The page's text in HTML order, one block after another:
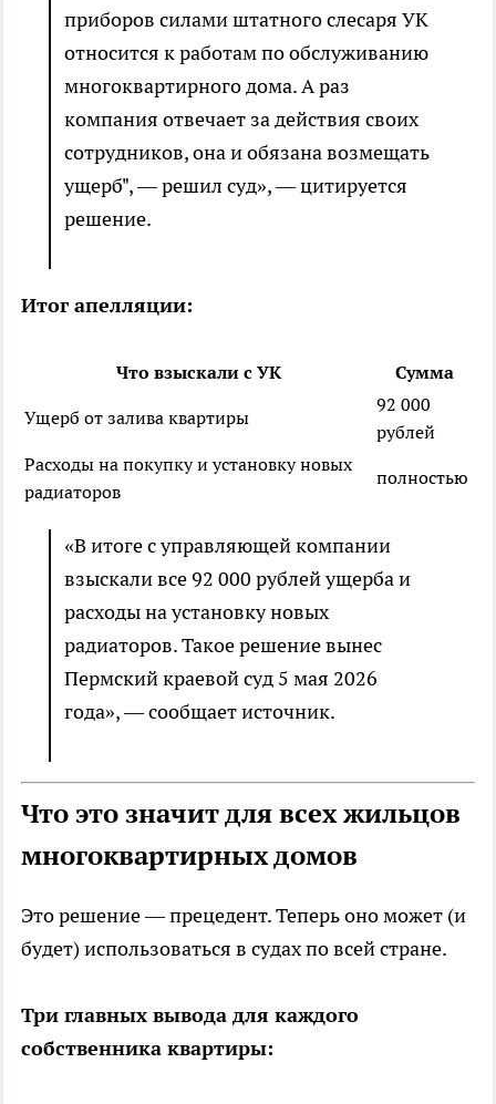
приборов силами штатного слесаря УК
относится к работам по обслуживанию
многоквартирного дома. А раз
компания отвечает за действия своих
сотрудников, она и обязана возмещать
ущерб", — решил суд», — цитируется
решение.
Итог апелляции:
Что взыскали с УК Сумма
Ущерб от залива квартиры
92 000
рублей
Расходы на покупку и установку новых
радиаторов
полностью
«В итоге с управляющей компании
взыскали все 92 000 рублей ущерба и
расходы на установку новых
радиаторов. Такое решение вынес
Пермский краевой суд 5 мая 2026
года», — сообщает источник.
Что это значит для всех жильцов
многоквартирных домов
Это решение — прецедент. Теперь оно может (и
будет) использоваться в судах по всей стране.
Три главных вывода для каждого
собственника квартиры: